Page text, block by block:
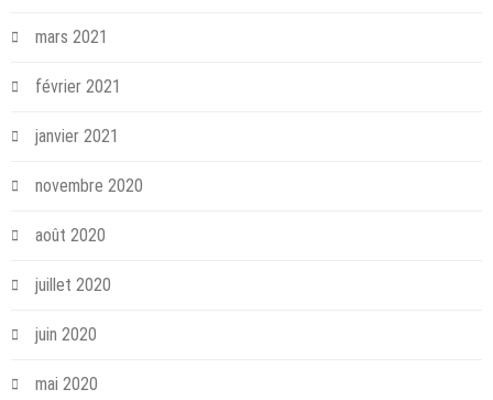
mars 2021
février 2021
janvier 2021
novembre 2020
août 2020
juillet 2020
juin 2020
mai 2020